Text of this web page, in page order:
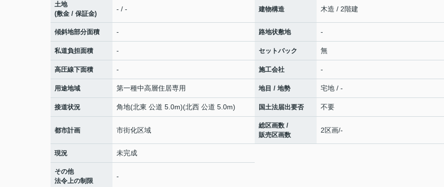
土地
(敷金 / 保証金)
- / - 建物構造 木造 / 2階建
傾斜地部分面積 - 路地状敷地 -
私道負担面積 - セットバック 無
高圧線下面積 - 施工会社 -
用途地域 第一種中高層住居専用 地目 / 地勢 宅地 / -
接道状況 角地(北東 公道 5.0m)(北西 公道 5.0m) 国土法届出要否 不要
都市計画 市街化区域
総区画数 /
販売区画数
2区画/-
現況 未完成
その他
法令上の制限
-